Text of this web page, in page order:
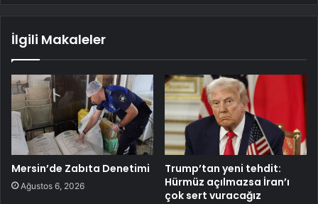
İlgili Makaleler
Mersin’de Zabıta Denetimi
Ağustos 6, 2026
Trump’tan yeni tehdit:
Hürmüz açılmazsa İran’ı
çok sert vuracağız